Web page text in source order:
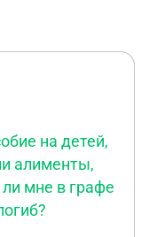
на детей,
алименты,
ли мне в графе